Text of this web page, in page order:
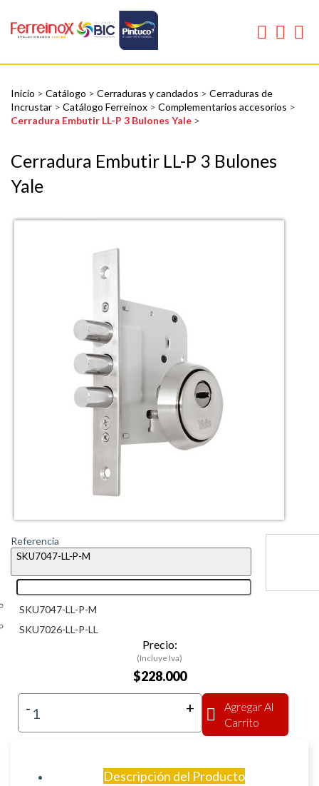
Inicio > Catálogo > Cerraduras y candados > Cerraduras de
Incrustar > Catálogo Ferreinox > Complementarios accesorios >
Cerradura Embutir LL-P 3 Bulones Yale >
Cerradura Embutir LL-P 3 Bulones
Yale
Referencia
SKU7047-LL-P-M
SKU7047-LL-P-M
SKU7026-LL-P-LL
Precio:
(Incluye Iva)
$228.000
- +
Agregar Al
Carrito
Descripción del Producto